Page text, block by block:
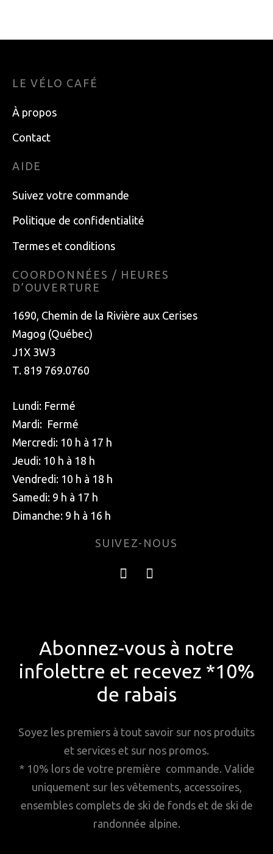
LE VÉLO CAFÉ
À propos
Contact
AIDE
Suivez votre commande
Politique de confidentialité
Termes et conditions
COORDONNÉES / HEURES
D’OUVERTURE
1690, Chemin de la Rivière aux Cerises
Magog (Québec)
J1X 3W3
T. 819 769.0760
Lundi: Fermé
Mardi: Fermé
Mercredi: 10 h à 17 h
Jeudi: 10 h à 18 h
Vendredi: 10 h à 18 h
Samedi: 9 h à 17 h
Dimanche: 9 h à 16 h
SUIVEZ-NOUS
Abonnez-vous à notre
infolettre et recevez *10%
de rabais
Soyez les premiers à tout savoir sur nos produits
et services et sur nos promos.
* 10% lors de votre première commande. Valide
uniquement sur les vêtements, accessoires,
ensembles complets de ski de fonds et de ski de
randonnée alpine.